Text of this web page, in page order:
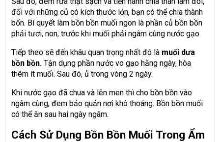
đối với những củ có kích thước lớn, bạn có thể chia thành
bốn. Bí quyết làm bồn bồn muối ngon là phần củ bồn bồn
phải tươi, non, trước khi muối phải ngâm cùng nước gạo.
Tiếp theo sẽ đến khâu quan trọng nhất đó là muối dưa
bồn bồn. Tận dụng phần nước vo gạo hằng ngày, hòa
thêm ít muối. Sau đó, ủ trong vòng 2 ngày.
Khi nước gạo đã chua và lên men thì cho bồn bồn vào
ngâm cùng, đem bảo quản nơi khô thoáng. Bồn bồn muối
có thể ăn sau hai ngày ngâm.
Cách Sử Dụng Bồn Bồn Muối Trong Ẩm